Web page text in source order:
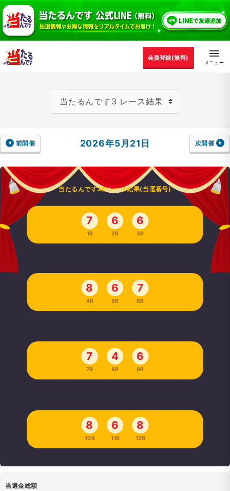
会員登録(無料)
前開催 2026年5月21日 次開催
当たるんです3のレース結果(当選番号)
7
1R
6
2R
6
3R
8
4R
6
5R
7
6R
7
7R
4
8R
6
9R
8
10R
6
11R
8
12R
当選金総額